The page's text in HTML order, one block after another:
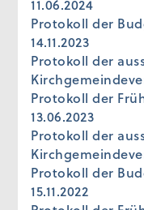
11.06.2024
Protokoll der
14.11.2023
Protokoll der
Protokoll der
13.06.2023
Protokoll der
Protokoll der
15.11.2022